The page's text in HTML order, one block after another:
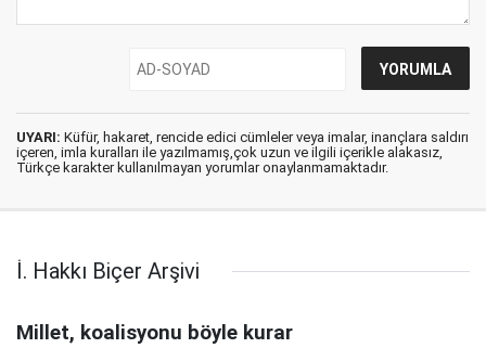
UYARI: Küfür, hakaret, rencide edici cümleler veya imalar, inançlara saldırı
içeren, imla kuralları ile yazılmamış,çok uzun ve ilgili içerikle alakasız,
Türkçe karakter kullanılmayan yorumlar onaylanmamaktadır.
İ. Hakkı Biçer Arşivi
Millet, koalisyonu böyle kurar